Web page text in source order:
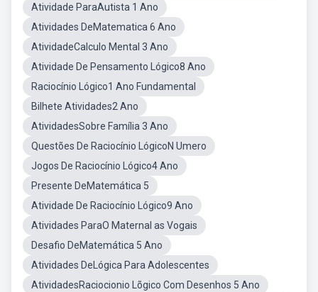
Atividade ParaAutista 1 Ano
Atividades DeMatematica 6 Ano
AtividadeCalculo Mental 3 Ano
Atividade De Pensamento Lógico8 Ano
Raciocínio Lógico1 Ano Fundamental
Bilhete Atividades2 Ano
AtividadesSobre Família 3 Ano
Questões De Raciocínio LógicoN Umero
Jogos De Raciocínio Lógico4 Ano
Presente DeMatemática 5
Atividade De Raciocínio Lógico9 Ano
Atividades ParaO Maternal as Vogais
Desafio DeMatemática 5 Ano
Atividades DeLógica Para Adolescentes
AtividadesRaciocionio Lõgico Com Desenhos 5 Ano